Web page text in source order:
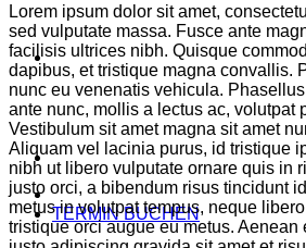
TERMIN BUCHEN
Lorem ipsum dolor sit amet,
sed vulputate massa. Fusce ante
facilisis ultrices nibh. Quisque
dapibus, et tristique magna convallis.
nunc eu venenatis vehicula.
ante nunc, mollis a lectus ac, volutpat
Vestibulum sit amet magna sit amet
Aliquam vel lacinia purus, id tristique
nibh ut libero vulputate ornare quis in
justo orci, a bibendum risus tincidunt
metus in volutpat tempus, neque
tristique orci augue eu metus. Aenean